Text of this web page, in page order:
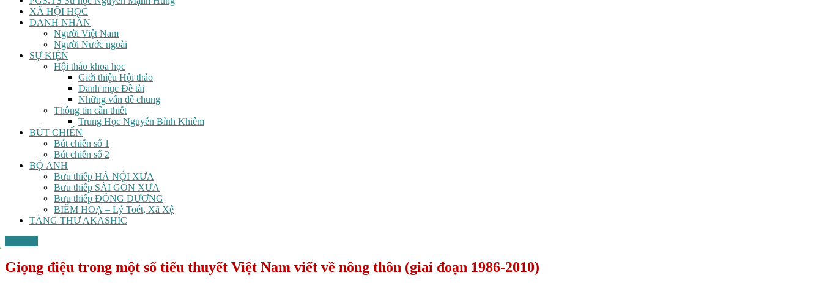
XÃ HỘI HỌC
DANH NHÂN
Người Việt Nam
Người Nước ngoài
SỰ KIỆN
Hội thảo khoa học
Giới thiệu Hội thảo
Danh mục Đề tài
Những vấn đề chung
Thông tin cần thiết
Trung Học Nguyễn Bỉnh Khiêm
BÚT CHIẾN
Bút chiến số 1
Bút chiến số 2
BỘ ẢNH
Bưu thiếp HÀ NỘI XƯA
Bưu thiếp SÀI GÒN XƯA
Bưu thiếp ĐÔNG DƯƠNG
BIẾM HOẠ – Lý Toét, Xã Xệ
TÀNG THƯ AKASHIC
Giọng điệu trong một số tiểu thuyết Việt Nam viết về nông thôn (giai đoạn 1986-2010)